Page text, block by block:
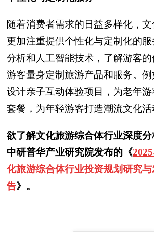
随着消费者需求的日益多样化，
更加注重提供个性化与定制化的
分析和人工智能技术，了解游客
游客量身定制旅游产品和服务。
设计亲子互动体验项目，为老年
套餐，为年轻游客打造潮流文化活
欲了解文化旅游综合体行业深度
中研普华产业研究院发布的《20
化旅游综合体行业投资规划研究
告》。